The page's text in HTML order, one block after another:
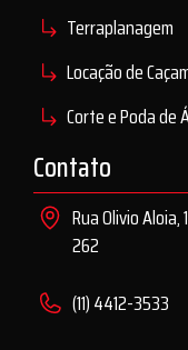
Terraplanagem
Locação de
Corte e Poda de
Contato
Rua Olivio
262
(11) 4412-3533